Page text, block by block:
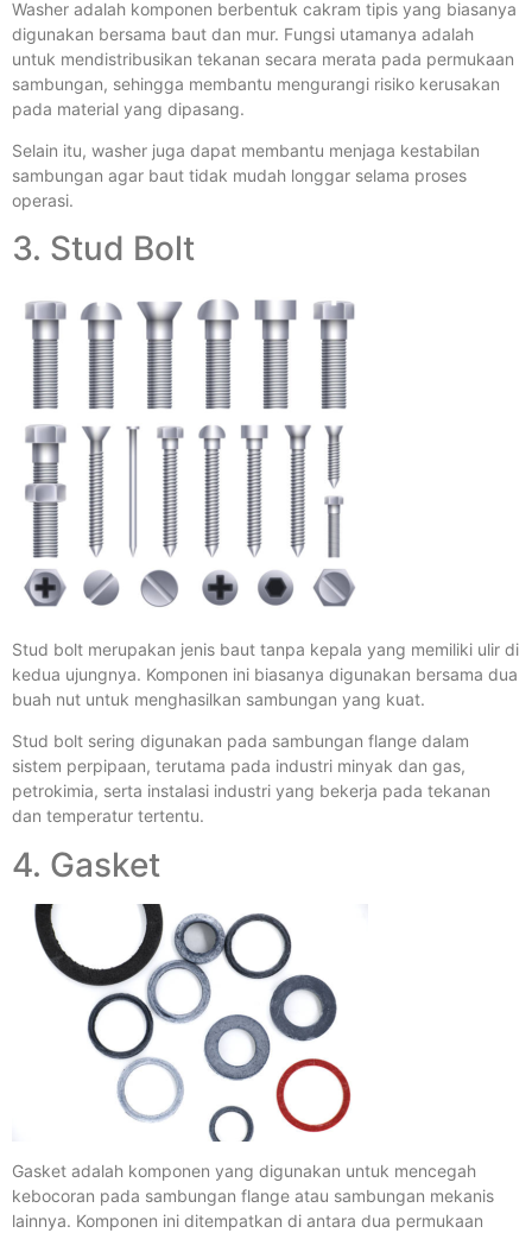
Washer adalah komponen berbentuk cakram tipis yang biasanya
digunakan bersama baut dan mur. Fungsi utamanya adalah
untuk mendistribusikan tekanan secara merata pada permukaan
sambungan, sehingga membantu mengurangi risiko kerusakan
pada material yang dipasang.
Selain itu, washer juga dapat membantu menjaga kestabilan
sambungan agar baut tidak mudah longgar selama proses
operasi.
3. Stud Bolt
Stud bolt merupakan jenis baut tanpa kepala yang memiliki ulir di
kedua ujungnya. Komponen ini biasanya digunakan bersama dua
buah nut untuk menghasilkan sambungan yang kuat.
Stud bolt sering digunakan pada sambungan flange dalam
sistem perpipaan, terutama pada industri minyak dan gas,
petrokimia, serta instalasi industri yang bekerja pada tekanan
dan temperatur tertentu.
4. Gasket
Gasket adalah komponen yang digunakan untuk mencegah
kebocoran pada sambungan flange atau sambungan mekanis
lainnya. Komponen ini ditempatkan di antara dua permukaan